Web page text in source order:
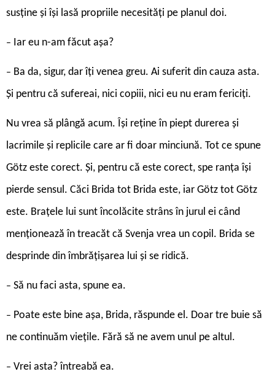
susține și își lasă propriile necesități pe planul doi.
– Iar eu n-am făcut așa?
– Ba da, sigur, dar îți venea greu. Ai suferit din cauza asta.
Și pentru că sufereai, nici copiii, nici eu nu eram fericiți.
Nu vrea să plângă acum. Își reține în piept durerea și
lacrimile și replicile care ar fi doar minciună. Tot ce spune
Götz este corect. Și, pentru că este corect, spe ranța își
pierde sensul. Căci Brida tot Brida este, iar Götz tot Götz
este. Brațele lui sunt încolăcite strâns în jurul ei când
menționează în treacăt că Svenja vrea un copil. Brida se
desprinde din îmbrățișarea lui și se ridică.
– Să nu faci asta, spune ea.
– Poate este bine așa, Brida, răspunde el. Doar tre buie să
ne continuăm viețile. Fără să ne avem unul pe altul.
– Vrei asta? întreabă ea.